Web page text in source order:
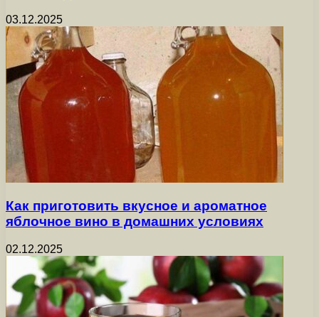
03.12.2025
Как приготовить вкусное и ароматное
яблочное вино в домашних условиях
02.12.2025